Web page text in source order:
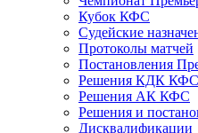
Кубок КФС
Судейские
Протоколы матчей
Постановления
Решения КДК КФС
Решения АК КФС
Решения и
Дисквалификации